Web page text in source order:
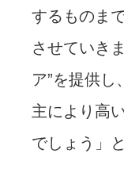
するものま
させていき
ア”を提供
主により高
でしょう」